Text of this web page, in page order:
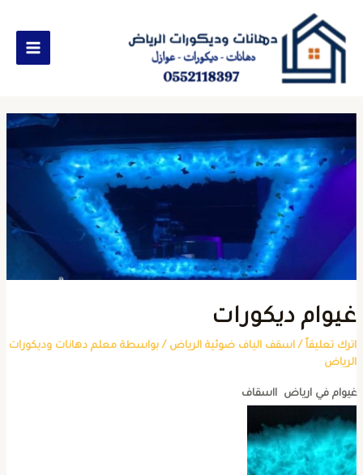
ديكورات
تعليقاً / اسقف الياف ضوئية الرياض/ بواسطة معلم دهانات وديكورات
في ارياض ااسقاف